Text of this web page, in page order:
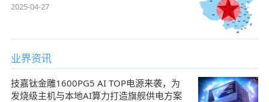
2025-04-27
业界资讯
技嘉钛金雕1600PG5 AI TOP电源来袭，为
发烧级主机与本地AI算力打造旗舰供电方案